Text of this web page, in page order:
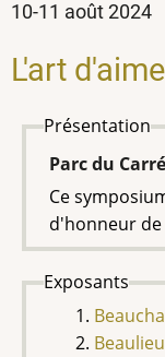
10-11 août 2024
L'art
Présentation
Parc du
Ce
d'honneur de
Exposants